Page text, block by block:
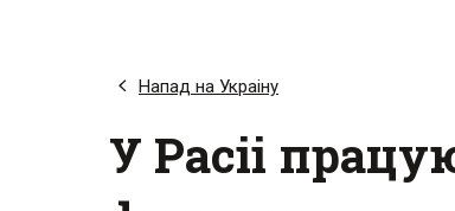
Напад на Украіну
У Расіі